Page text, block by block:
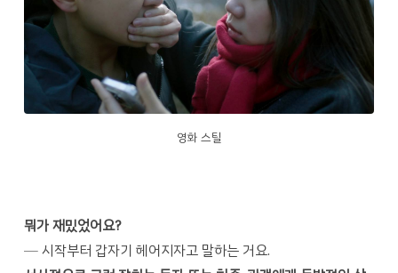
영화 스틸
뭐가 재밌었어요?
─ 시작부터 갑자기 헤어지자고 말하는 거요.